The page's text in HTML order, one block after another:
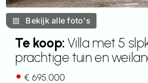
Succesverhalen
Team
Bekijk alle foto's
Te koop:Villa met 5
prachtige tuin en
€ 695.000